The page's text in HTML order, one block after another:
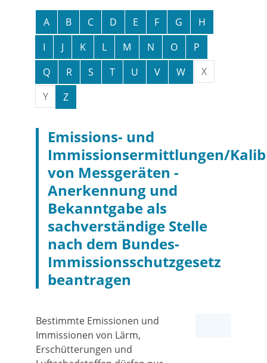
A B C D E F G
H
I
J K L M N O
P
Q
R S T U V W
X
Y
Z
Emissions- und
Immissionsermittlungen/
von Messgeräten -
Anerkennung und
Bekanntgabe als
sachverständige Stelle
nach dem Bundes-
Immissionsschutzgesetz
beantragen
Bestimmte Emissionen und
Immissionen von Lärm,
Erschütterungen und